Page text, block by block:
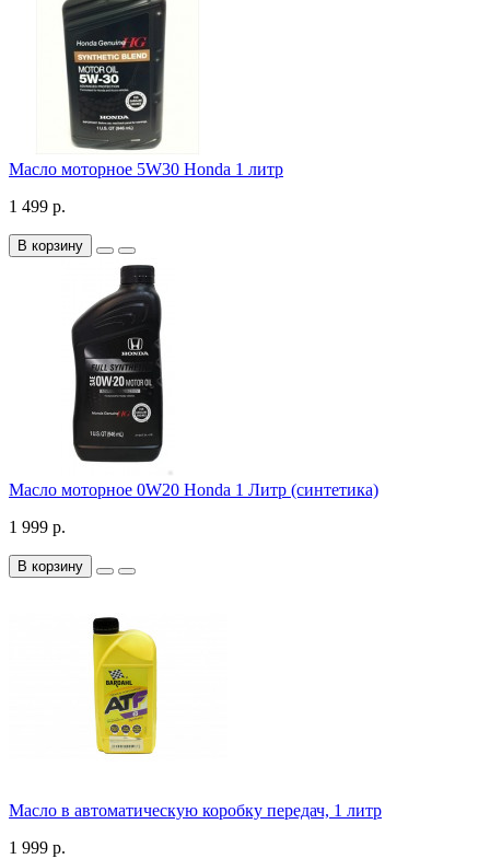
Масло моторное 5W30 Honda 1 литр
1 499 р.
В корзину
Масло моторное 0W20 Honda 1 Литр (синтетика)
1 999 р.
В корзину
Масло в автоматическую коробку передач, 1 литр
1 999 р.